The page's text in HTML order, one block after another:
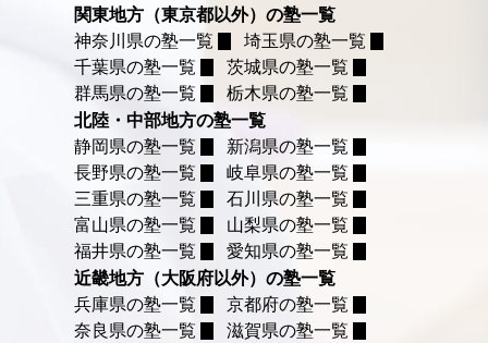
関東地方（東京都以外）の塾一覧
神奈川県の塾一覧
埼玉県の塾一覧
千葉県の塾一覧
茨城県の塾一覧
群馬県の塾一覧
栃木県の塾一覧
北陸・中部地方の塾一覧
静岡県の塾一覧
新潟県の塾一覧
長野県の塾一覧
岐阜県の塾一覧
三重県の塾一覧
石川県の塾一覧
富山県の塾一覧
山梨県の塾一覧
福井県の塾一覧
愛知県の塾一覧
近畿地方（大阪府以外）の塾一覧
兵庫県の塾一覧
京都府の塾一覧
奈良県の塾一覧
滋賀県の塾一覧